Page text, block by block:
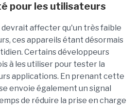
pour les utilisateurs
affecter qu'un très faible
ces appareils étant désormais
Certains développeurs
à les utiliser pour tester la
applications. En prenant cette
envoie également un signal
de réduire la prise en charge